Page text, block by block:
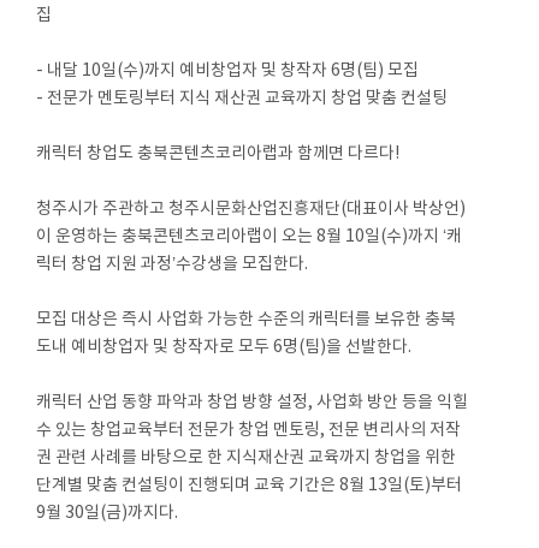
집
- 내달 10일(수)까지 예비창업자 및 창작자 6명(팀) 모집
- 전문가 멘토링부터 지식 재산권 교육까지 창업 맞춤 컨설팅
캐릭터 창업도 충북콘텐츠코리아랩과 함께면 다르다!
청주시가 주관하고 청주시문화산업진흥재단(대표이사 박상언)
이 운영하는 충북콘텐츠코리아랩이 오는 8월 10일(수)까지 ‘캐
릭터 창업 지원 과정’수강생을 모집한다.
모집 대상은 즉시 사업화 가능한 수준의 캐릭터를 보유한 충북
도내 예비창업자 및 창작자로 모두 6명(팀)을 선발한다.
캐릭터 산업 동향 파악과 창업 방향 설정, 사업화 방안 등을 익힐
수 있는 창업교육부터 전문가 창업 멘토링, 전문 변리사의 저작
권 관련 사례를 바탕으로 한 지식재산권 교육까지 창업을 위한
단계별 맞춤 컨설팅이 진행되며 교육 기간은 8월 13일(토)부터
9월 30일(금)까지다.